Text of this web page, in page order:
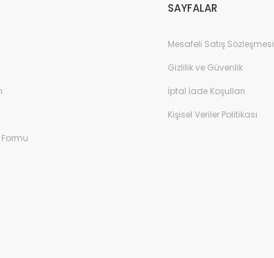
SAYFALAR
Mesafeli Satış Sözleşmesi
Gizlilik ve Güvenlik
İptal İade Koşullari
Kişisel Veriler Politikası